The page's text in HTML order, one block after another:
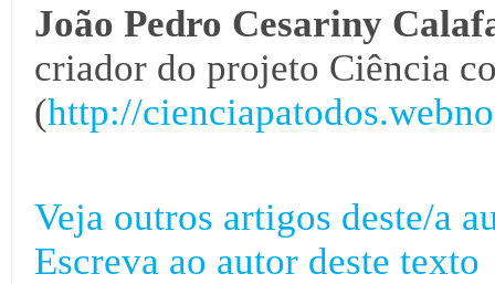
João Pedro Cesariny
criador do projeto Ciência
(http://
Veja outros artigos deste/a
Escreva ao autor deste texto